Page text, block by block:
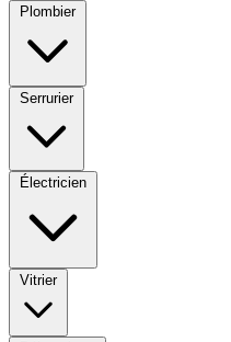
Plombier
Serrurier
Électricien
Vitrier